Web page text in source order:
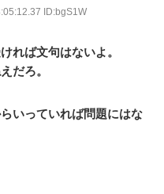
ID:bgS1W
れば文句はないよ。
だろ。
いっていれば問題にはな